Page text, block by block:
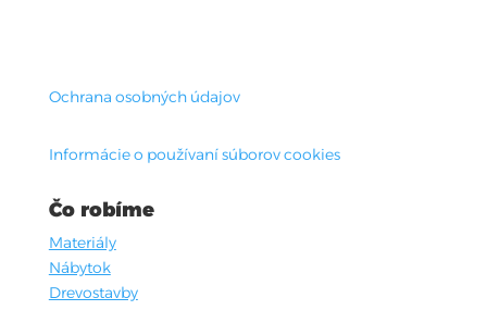
Ochrana osobných údajov
Informácie o používaní súborov cookies
Čo robíme
Materiály
Nábytok
Drevostavby